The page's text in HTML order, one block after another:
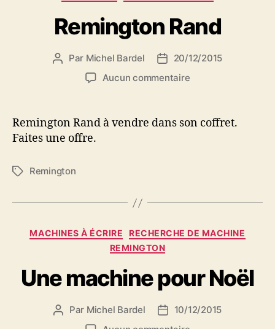
Remington Rand
Auteur
l’article
Par Michel Bardel
Date
de
20/12/2015
Aucun commentairesur
Remington Rand à vendre dans son coffret.
Faites une offre.
Étiquettes
Remington
Catégories
MACHINES À ÉCRIRE
RECHERCHE DE MACHINE
REMINGTON
Une machine pour Noël
Auteur
Par Michel Bardel
Date
de
10/12/2015